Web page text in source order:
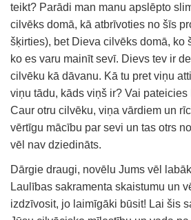
teikt? Parādi man manu apslēpto
cilvēks domā, kā atbrīvoties no šīs
šķirties), bet Dieva cilvēks domā, ko
ko es varu mainīt sevī. Dievs tev ir
cilvēku kā dāvanu. Kā tu pret viņu
viņu tādu, kāds viņš ir? Vai
Caur otru cilvēku, viņa vārdiem un
vērtīgu mācību par sevi un tas otrs
vēl nav dziedināts.
Dārgie draugi, novēlu Jums vēl
Laulības sakramenta skaistumu un
izdzīvosit, jo laimīgāki būsit! Lai šis